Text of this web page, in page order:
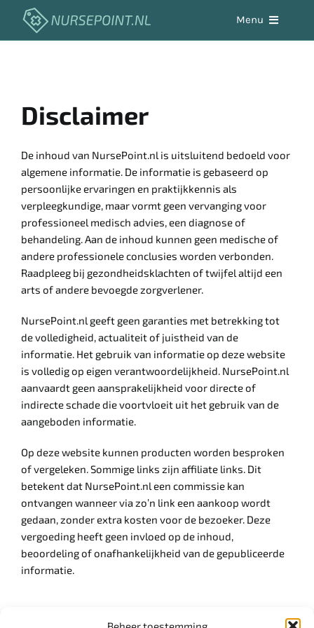
Menu
Zelfzorg
Hulpmiddelen
Vacaturebank
Disclaimer
De inhoud van NursePoint.nl is uitsluitend bedoeld voor
algemene informatie. De informatie is gebaseerd op
persoonlijke ervaringen en praktijkkennis als
verpleegkundige, maar vormt geen vervanging voor
professioneel medisch advies, een diagnose of
behandeling. Aan de inhoud kunnen geen medische of
andere professionele conclusies worden verbonden.
Raadpleeg bij gezondheidsklachten of twijfel altijd een
arts of andere bevoegde zorgverlener.
NursePoint.nl geeft geen garanties met betrekking tot
de volledigheid, actualiteit of juistheid van de
informatie. Het gebruik van informatie op deze website
is volledig op eigen verantwoordelijkheid. NursePoint.nl
aanvaardt geen aansprakelijkheid voor directe of
indirecte schade die voortvloeit uit het gebruik van de
aangeboden informatie.
Op deze website kunnen producten worden besproken
of vergeleken. Sommige links zijn affiliate links. Dit
betekent dat NursePoint.nl een commissie kan
ontvangen wanneer via zo’n link een aankoop wordt
gedaan, zonder extra kosten voor de bezoeker. Deze
vergoeding heeft geen invloed op de inhoud,
beoordeling of onafhankelijkheid van de gepubliceerde
informatie.